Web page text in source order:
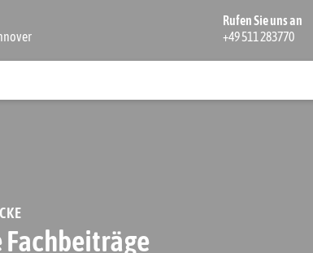
Rufen Sie uns an
+49 511 283770